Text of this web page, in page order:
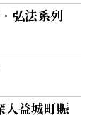
弘法系列
益城町賑